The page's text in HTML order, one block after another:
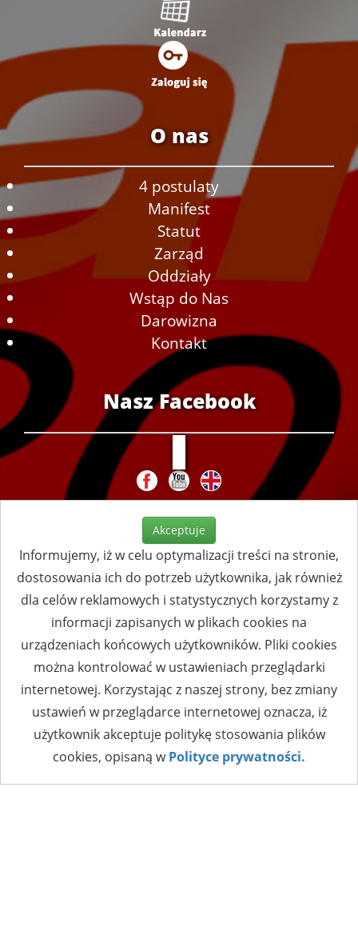
O nas
4 postulaty
Manifest
Statut
Zarząd
Oddziały
Wstąp do Nas
Darowizna
Kontakt
Nasz Facebook
Akceptuje
Informujemy, iż w celu optymalizacji treści na stronie,
dostosowania ich do potrzeb użytkownika, jak również
dla celów reklamowych i statystycznych korzystamy z
informacji zapisanych w plikach cookies na
urządzeniach końcowych użytkowników. Pliki cookies
można kontrolować w ustawieniach przeglądarki
internetowej. Korzystając z naszej strony, bez zmiany
ustawień w przeglądarce internetowej oznacza, iż
użytkownik akceptuje politykę stosowania plików
cookies, opisaną wPolityce prywatności.